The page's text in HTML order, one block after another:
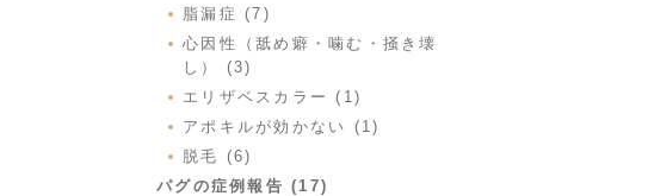
脂漏症 (7)
心因性（舐め癖・噛む・掻き壊
し） (3)
エリザベスカラー (1)
アポキルが効かない (1)
脱毛 (6)
パグの症例報告 (17)